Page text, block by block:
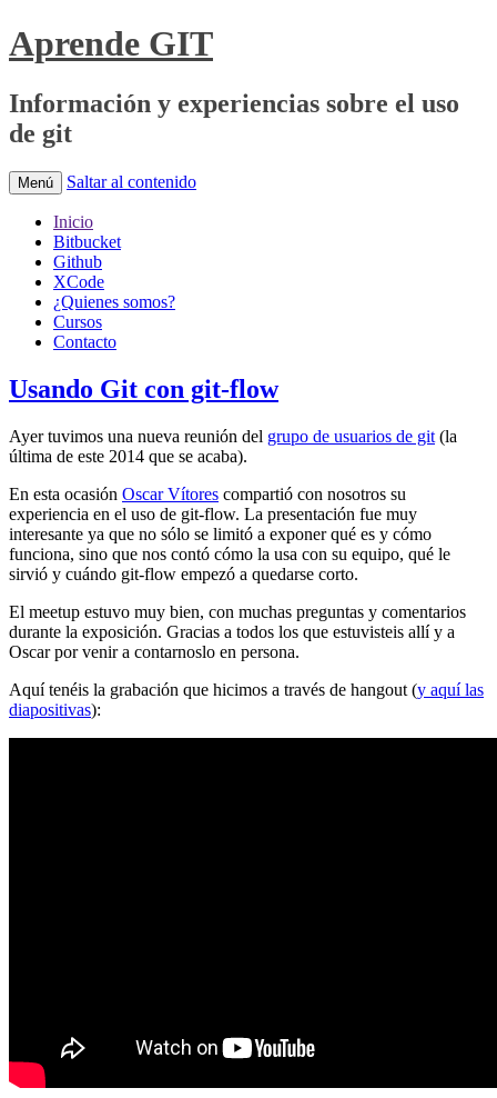
Aprende GIT
Información y experiencias sobre el uso
de git
Menú Saltar al contenido
Inicio
Bitbucket
Github
XCode
¿Quienes somos?
Cursos
Contacto
Usando Git con git-flow
Ayer tuvimos una nueva reunión del grupo de usuarios de git (la
última de este 2014 que se acaba).
En esta ocasión Oscar Vítores compartió con nosotros su
experiencia en el uso de git-flow. La presentación fue muy
interesante ya que no sólo se limitó a exponer qué es y cómo
funciona, sino que nos contó cómo la usa con su equipo, qué le
sirvió y cuándo git-flow empezó a quedarse corto.
El meetup estuvo muy bien, con muchas preguntas y comentarios
durante la exposición. Gracias a todos los que estuvisteis allí y a
Oscar por venir a contarnoslo en persona.
Aquí tenéis la grabación que hicimos a través de hangout (y aquí las
diapositivas):